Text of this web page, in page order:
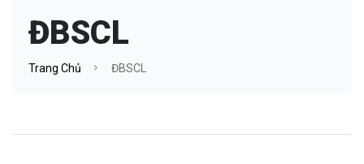
ĐBSCL
Trang Chủ ĐBSCL